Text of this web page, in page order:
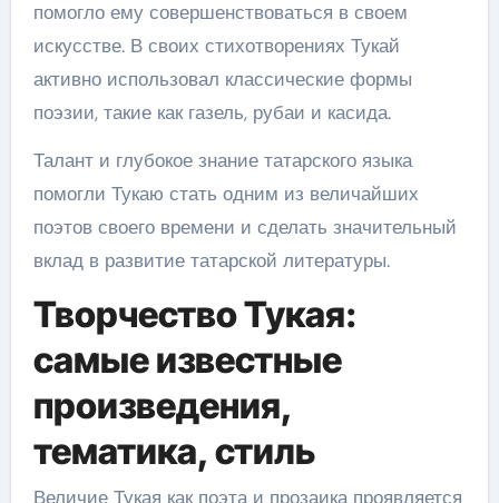
помогло ему совершенствоваться в своем
искусстве. В своих стихотворениях Тукай
активно использовал классические формы
поэзии, такие как газель, рубаи и касида.
Талант и глубокое знание татарского языка
помогли Тукаю стать одним из величайших
поэтов своего времени и сделать значительный
вклад в развитие татарской литературы.
Творчество Тукая:
самые известные
произведения,
тематика, стиль
Величие Тукая как поэта и прозаика проявляется